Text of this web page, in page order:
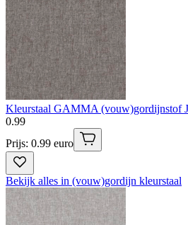
Kleurstaal GAMMA (vouw)gordijnstof
0.99
Prijs: 0.99 euro
Bekijk alles in (vouw)gordijn kleurstaal